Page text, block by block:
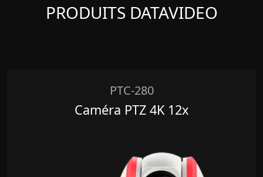
PRODUITS DATAVIDEO
PTC-280
Caméra PTZ 4K 12x